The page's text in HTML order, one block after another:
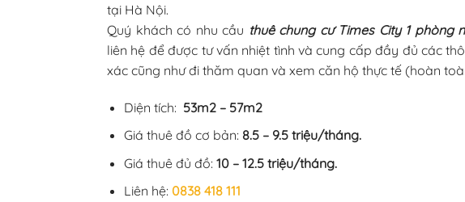
tại Hà Nội.
Quý khách có nhu cầu thuê chung cư Times City 1 phòng
liên hệ để được tư vấn nhiệt tình và cung cấp đầy đủ các
xác cũng như đi thăm quan và xem căn hộ thực tế (hoàn
Diện tích: 53m2 – 57m2
Giá thuê đồ cơ bản: 8.5 – 9.5 triệu/tháng.
Giá thuê đủ đồ: 10 – 12.5 triệu/tháng.
Liên hệ: 0838 418 111